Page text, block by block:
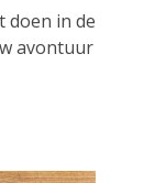
doen in de
avontuur